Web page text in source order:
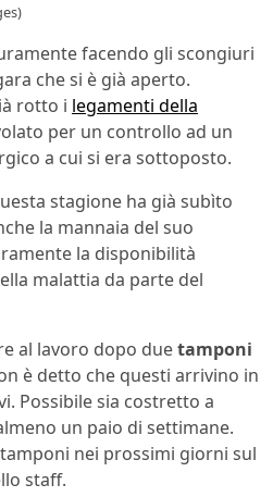
facendo gli scongiuri
che si è già aperto.
rotto i legamenti della
per un controllo ad un
a cui si era sottoposto.
stagione ha già subìto
la mannaia del suo
la disponibilità
malattia da parte del
al lavoro dopo duetamponi
è detto che questi arrivino in
Possibile sia costretto a
un paio di settimane.
nei prossimi giorni sul
staff.